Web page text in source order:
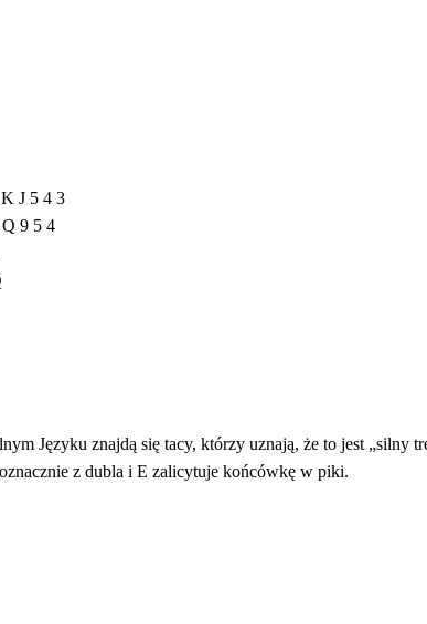
J 5 4 3
9 5 4
Języku znajdą się tacy, którzy uznają, że to jest „silny
z dubla i E zalicytuje końcówkę w piki.